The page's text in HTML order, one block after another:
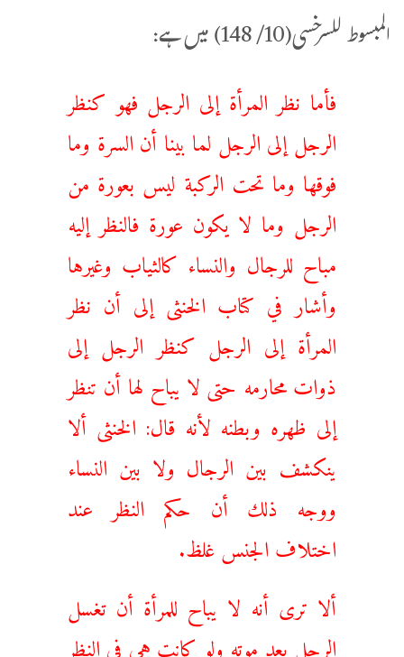
المبسوط للسرخسی(10/ 148) میں ہے:
‌فأما ‌نظر ‌المرأة ‌إلى ‌الرجل فهو كنظر
الرجل إلى الرجل لما بينا أن السرة وما
فوقها وما تحت الركبة ليس بعورة من
الرجل وما لا يكون عورة فالنظر إليه
مباح للرجال والنساء كالثياب وغيرها
وأشار في كتاب الخنثى إلى أن نظر
المرأة إلى الرجل كنظر الرجل إلى
ذوات محارمه حتى لا يباح لها أن تنظر
إلى ظهره وبطنه لأنه قال: الخنثى ألا
ينكشف بين الرجال ولا بين النساء
ووجه ذلك أن حكم النظر عند
اختلاف الجنس غلظ.
ألا ترى أنه لا يباح للمرأة أن تغسل
الرجل بعد موته ولو كانت هي في النظر